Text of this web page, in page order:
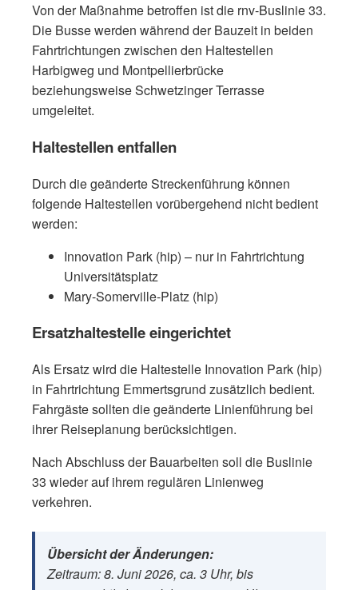
Von der Maßnahme betroffen ist die rnv-Buslinie 33.
Die Busse werden während der Bauzeit in beiden
Fahrtrichtungen zwischen den Haltestellen
Harbigweg und Montpellierbrücke
beziehungsweise Schwetzinger Terrasse
umgeleitet.
Haltestellen entfallen
Durch die geänderte Streckenführung können
folgende Haltestellen vorübergehend nicht bedient
werden:
Innovation Park (hip) – nur in Fahrtrichtung
Universitätsplatz
Mary-Somerville-Platz (hip)
Ersatzhaltestelle eingerichtet
Als Ersatz wird die Haltestelle Innovation Park (hip)
in Fahrtrichtung Emmertsgrund zusätzlich bedient.
Fahrgäste sollten die geänderte Linienführung bei
ihrer Reiseplanung berücksichtigen.
Nach Abschluss der Bauarbeiten soll die Buslinie
33 wieder auf ihrem regulären Linienweg
verkehren.
Übersicht der Änderungen:
Zeitraum: 8. Juni 2026, ca. 3 Uhr, bis